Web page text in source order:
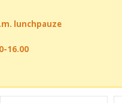
lunchpauze
16.00